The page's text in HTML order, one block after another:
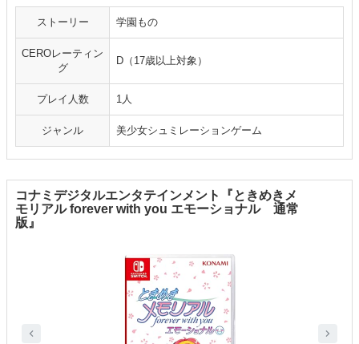
ストーリー 学園もの
CEROレーティン
グ
D（17歳以上対象）
プレイ人数 1人
ジャンル 美少女シュミレーションゲーム
コナミデジタルエンタテインメント『ときめきメ
モリアル forever with you エモーショナル 通常
版』